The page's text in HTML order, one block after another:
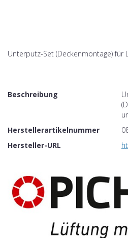
Unterputz-Set (Deckenmontage) für
Beschreibung
Herstellerartikelnummer
Hersteller-URL